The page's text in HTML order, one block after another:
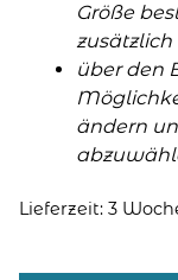
Größe
über den
ändern
Lieferzeit: 3